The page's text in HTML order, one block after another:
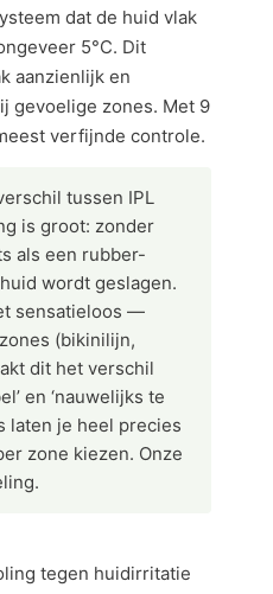
dat de huid vlak
5°C. Dit
aanzienlijk en
gevoelige zones. Met 9
verfijnde controle.
tussen IPL
is groot: zonder
als een rubber-
wordt geslagen.
sensatieloos —
(bikinilijn,
dit het verschil
en ‘nauwelijks te
laten je heel precies
zone kiezen. Onze
tegen huidirritatie